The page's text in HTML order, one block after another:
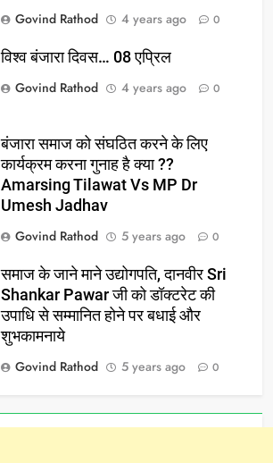
Govind Rathod
4 years ago 0
विश्व बंजारा दिवस… 08 एप्रिल
Govind Rathod
4 years ago 0
बंजारा समाज को संघठित करने के लिए
कार्यक्रम करना गुनाह है क्या ??
Amarsing Tilawat Vs MP Dr
Umesh Jadhav
Govind Rathod
5 years ago 0
समाज के जाने माने उद्योगपति, दानवीर Sri
Shankar Pawar जी को डॉक्टरेट की
उपाधि से सम्मानित होने पर बधाई और
शुभकामनाये
Govind Rathod
5 years ago 0